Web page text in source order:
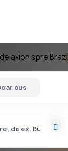
avion spre
dus